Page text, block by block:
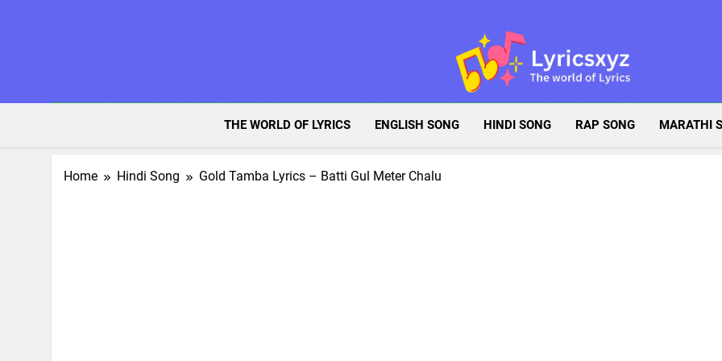
Lyricsxyz
The World Of Lyrics
THE WORLD OF LYRICS ENGLISH SONG HINDI SONG RAP SONG MARATHI
Home Hindi Song Gold Tamba Lyrics – Batti Gul Meter Chalu